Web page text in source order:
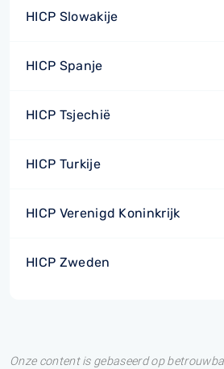
HICP Slowakije
HICP Spanje
HICP Tsjechië
HICP Turkije
HICP Verenigd Koninkrijk
HICP Zweden
Onze content is gebaseerd op